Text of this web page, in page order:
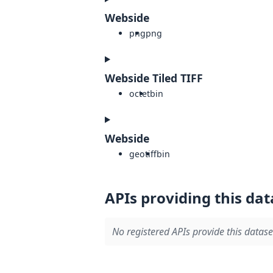
Webside
pngpng
Webside Tiled TIFF
octetbin
Webside
geotiffbin
APIs providing this
No registered APIs provide this